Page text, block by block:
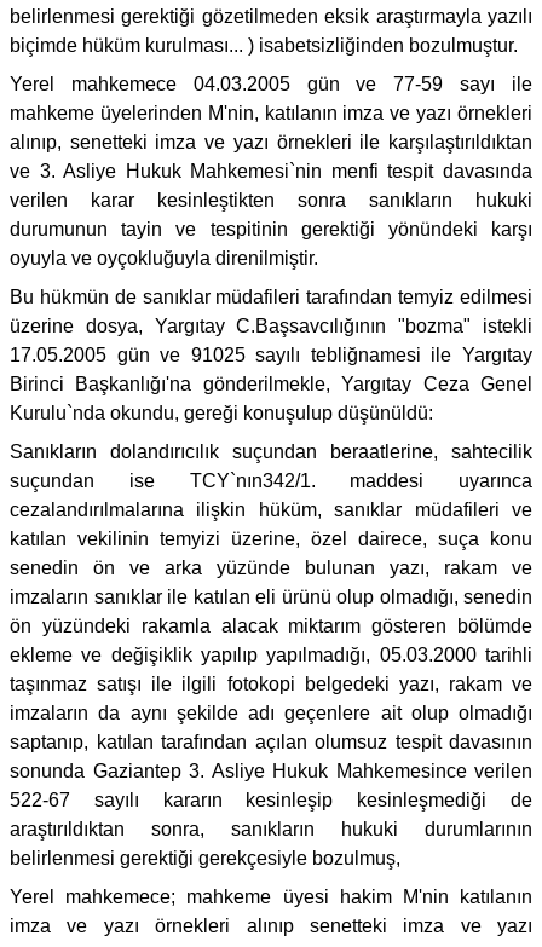
belirlenmesi gerektiği gözetilmeden eksik araştırmayla yazılı
biçimde hüküm kurulması... ) isabetsizliğinden bozulmuştur.
Yerel mahkemece 04.03.2005 gün ve 77-59 sayı ile
mahkeme üyelerinden M'nin, katılanın imza ve yazı örnekleri
alınıp, senetteki imza ve yazı örnekleri ile karşılaştırıldıktan
ve 3. Asliye Hukuk Mahkemesi`nin menfi tespit davasında
verilen karar kesinleştikten sonra sanıkların hukuki
durumunun tayin ve tespitinin gerektiği yönündeki karşı
oyuyla ve oyçokluğuyla direnilmiştir.
Bu hükmün de sanıklar müdafileri tarafından temyiz edilmesi
üzerine dosya, Yargıtay C.Başsavcılığının "bozma" istekli
17.05.2005 gün ve 91025 sayılı tebliğnamesi ile Yargıtay
Birinci Başkanlığı'na gönderilmekle, Yargıtay Ceza Genel
Kurulu`nda okundu, gereği konuşulup düşünüldü:
Sanıkların dolandırıcılık suçundan beraatlerine, sahtecilik
suçundan ise TCY`nın342/1. maddesi uyarınca
cezalandırılmalarına ilişkin hüküm, sanıklar müdafileri ve
katılan vekilinin temyizi üzerine, özel dairece, suça konu
senedin ön ve arka yüzünde bulunan yazı, rakam ve
imzaların sanıklar ile katılan eli ürünü olup olmadığı, senedin
ön yüzündeki rakamla alacak miktarım gösteren bölümde
ekleme ve değişiklik yapılıp yapılmadığı, 05.03.2000 tarihli
taşınmaz satışı ile ilgili fotokopi belgedeki yazı, rakam ve
imzaların da aynı şekilde adı geçenlere ait olup olmadığı
saptanıp, katılan tarafından açılan olumsuz tespit davasının
sonunda Gaziantep 3. Asliye Hukuk Mahkemesince verilen
522-67 sayılı kararın kesinleşip kesinleşmediği de
araştırıldıktan sonra, sanıkların hukuki durumlarının
belirlenmesi gerektiği gerekçesiyle bozulmuş,
Yerel mahkemece; mahkeme üyesi hakim M'nin katılanın
imza ve yazı örnekleri alınıp senetteki imza ve yazı